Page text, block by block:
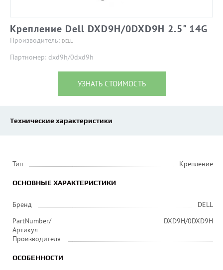
Крепление Dell DXD9H/0DXD9H 2.5" 14G
Производитель: DELL
Партномер: dxd9h/0dxd9h
УЗНАТЬ СТОИМОСТЬ
Технические характеристики
Тип Крепление
ОСНОВНЫЕ ХАРАКТЕРИСТИКИ
Бренд
DELL
PartNumber/
Артикул
Производителя
DXD9H/0DXD9H
ОСОБЕННОСТИ